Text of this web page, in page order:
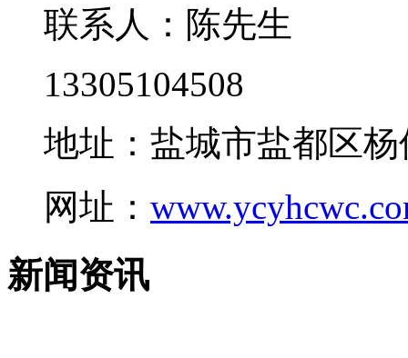
联系人：陈先生
13305104508
地址：盐城市盐都区
网址：
新闻资讯